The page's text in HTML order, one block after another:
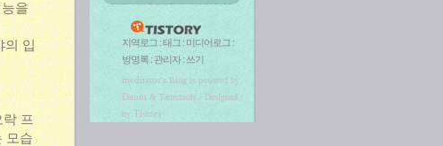
을
의 입
락 프
모습
지역로그 :태그 : 미디어로그 :
방명록 :관리자: 쓰기
meditator's Blog is powered by
Daum & Tattertools / Designed
by Tistory